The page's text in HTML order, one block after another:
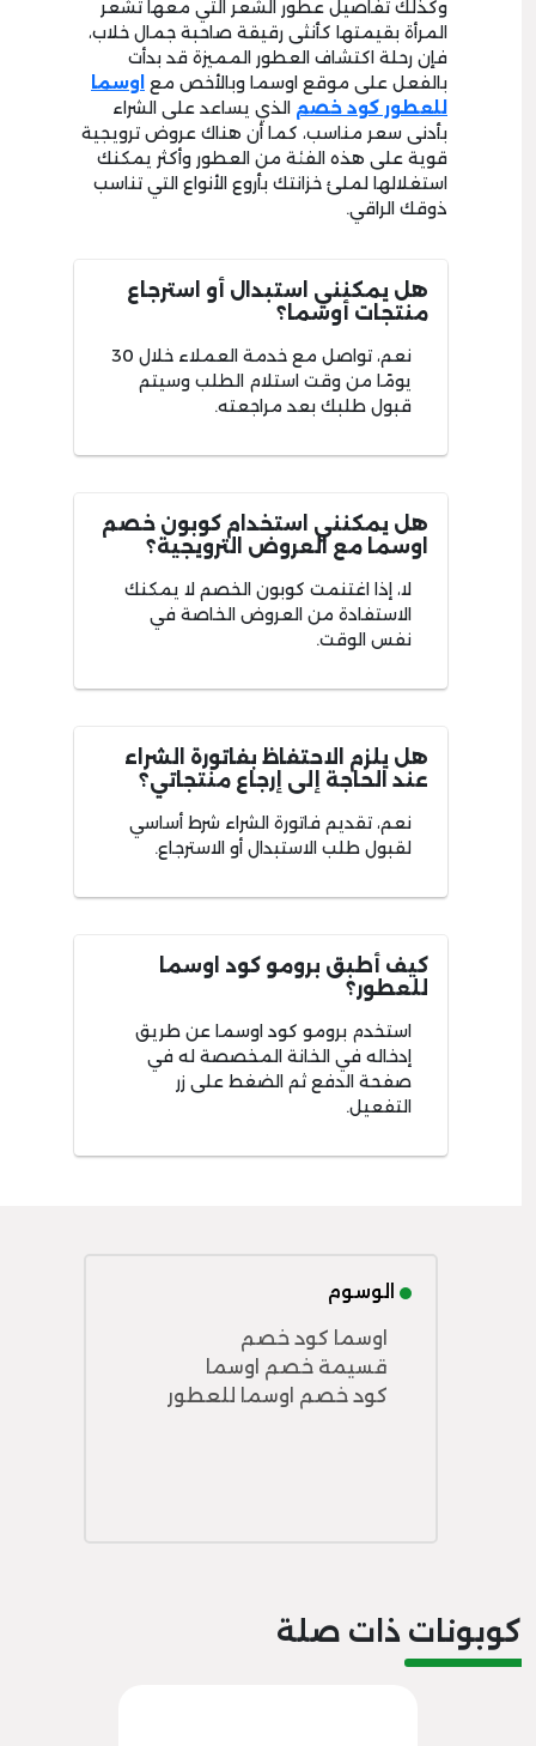
وكذلك تفاصيل عطور الشعر التي معها تشعر
المرأة بقيمتها كأنثى رقيقة صاحبة جمال خلاب،
فإن رحلة اكتشاف العطور المميزة قد بدأت
بالفعل على موقع اوسما وبالأخص مع اوسما
للعطور كود خصم الذي يساعد على الشراء
بأدنى سعر مناسب، كما أن هناك عروض ترويجية
قوية على هذه الفئة من العطور وأكثر يمكنك
استغلالها لملئ خزانتك بأروع الأنواع التي تناسب
ذوقك الراقي.
هل يمكنني استبدال أو استرجاع
منتجات أوسما؟
نعم، تواصل مع خدمة العملاء خلال 30
يومًا من وقت استلام الطلب وسيتم
قبول طلبك بعد مراجعته.
هل يمكنني استخدام كوبون خصم
اوسما مع العروض الترويجية؟
لا، إذا اغتنمت كوبون الخصم لا يمكنك
الاستفادة من العروض الخاصة في
نفس الوقت.
هل يلزم الاحتفاظ بفاتورة الشراء
عند الحاجة إلى إرجاع منتجاتي؟
نعم، تقديم فاتورة الشراء شرط أساسي
لقبول طلب الاستبدال أو الاسترجاع.
كيف أطبق برومو كود اوسما
للعطور؟
استخدم برومو كود اوسما عن طريق
إدخاله في الخانة المخصصة له في
صفحة الدفع ثم الضغط على زر
التفعيل.
الوسوم
اوسما كود خصم
قسيمة خصم اوسما
كود خصم اوسما للعطور
كوبونات ذات صلة